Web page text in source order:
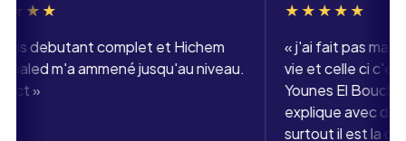
★★★★★
«j'etais debutant complet et Hichem
Benkhaled m'a ammené jusqu'au niveau.
respect
«j'ai fait
vie et
Younes
surtout